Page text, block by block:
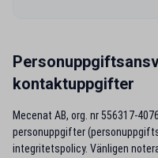
kontaktuppgifter
Mecenat AB, org. nr 556317-
personuppgifter
integritetspolicy. Vänligen